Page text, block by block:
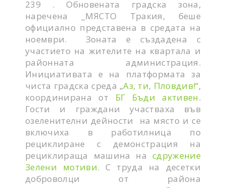
239 . Обновената градска зона,
наречена _МЯСТО Тракия, беше
официално представена в средата на
ноември. Зоната е създадена с
участието на жителите на квартала и
районната администрация.
Инициативата е на платформата за
чиста градска среда „Аз, ти, Пловдив!“,
координирана от БГ Бъди активен .
Гости и граждани участваха във
озеленителни дейности на място и се
включиха в работилница по
рециклиране с демонстрация на
рециклираща машина на сдружение
Зелени мотиви. С труда на десетки
доброволци от района